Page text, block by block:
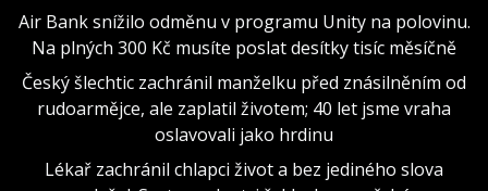
Air Bank snížilo odměnu v programu Unity na polovinu.
Na plných 300 Kč musíte poslat desítky tisíc měsíčně
Český šlechtic zachránil manželku před znásilněním od
rudoarmějce, ale zaplatil životem; 40 let jsme vraha
oslavovali jako hrdinu
Lékař zachránil chlapci život a bez jediného slova